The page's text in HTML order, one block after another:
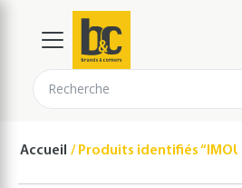
Recherche
Accueil Produits identifiés “IMOU”